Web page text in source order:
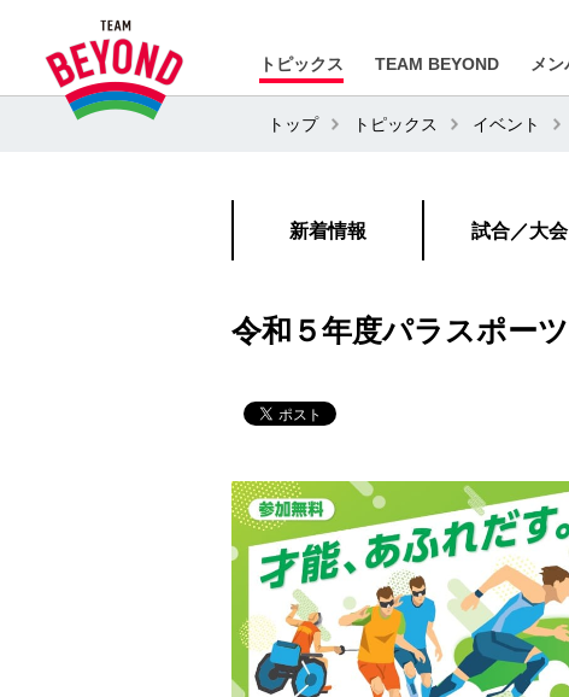
トピックス TEAM BEYOND メ
トップ トピックス イベント
新着情報 試合／大会
令和５年度パラスポー